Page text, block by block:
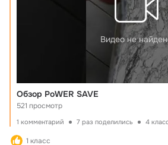
Видео не
Обзор PoWER SAVE
521 просмотр
1 комментарий 7 раз поделились 4
1 класс